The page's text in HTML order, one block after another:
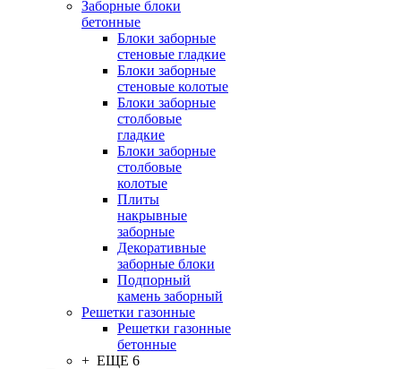
Заборные блоки
бетонные
Блоки заборные
стеновые гладкие
Блоки заборные
стеновые колотые
Блоки заборные
столбовые
гладкие
Блоки заборные
столбовые
колотые
Плиты
накрывные
заборные
Декоративные
заборные блоки
Подпорный
камень заборный
Решетки газонные
Решетки газонные
бетонные
+ ЕЩЕ 6